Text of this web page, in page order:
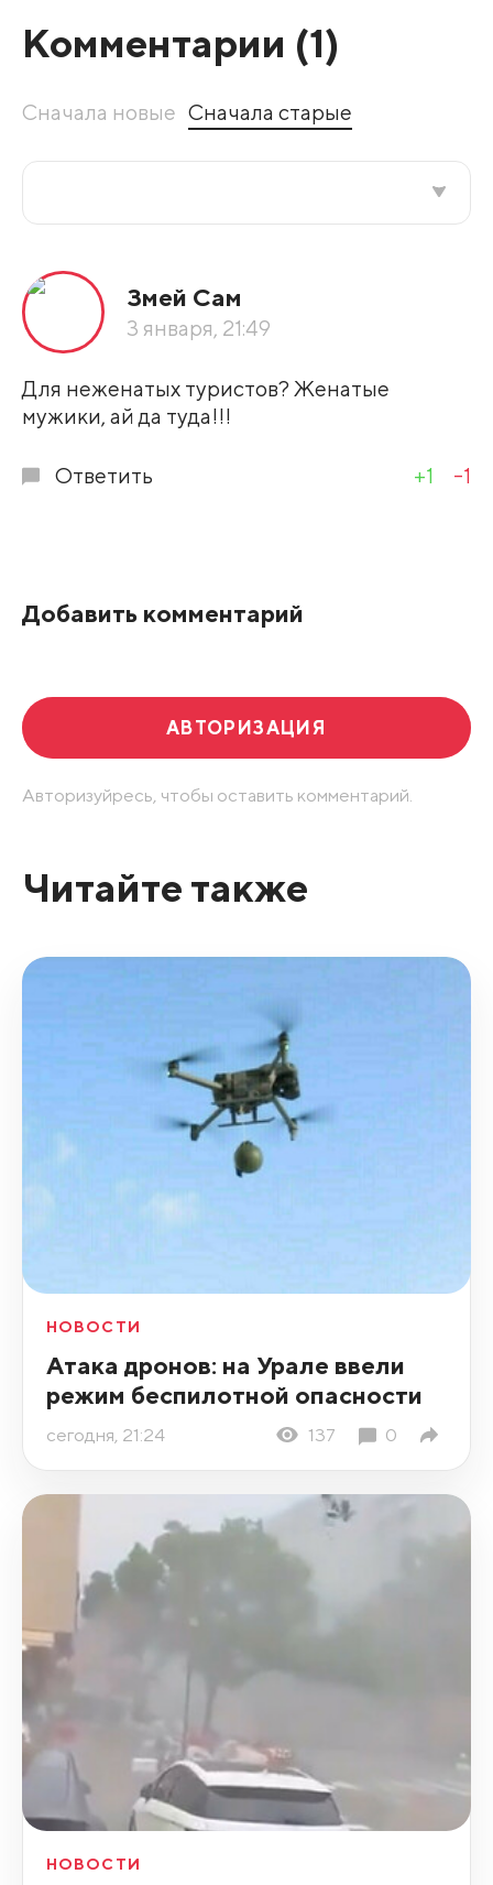
Комментарии (1)
Сначала новые Сначала старые
По рейтингу
Змей Сам
3 января, 21:49
Для неженатых туристов? Женатые
мужики, ай да туда!!!
Ответить +1 -1
Добавить комментарий
АВТОРИЗАЦИЯ
Авторизуйресь, чтобы оставить комментарий.
Читайте также
НОВОСТИ
Атака дронов: на Урале ввели
режим беспилотной опасности
сегодня, 21:24 137 0
НОВОСТИ